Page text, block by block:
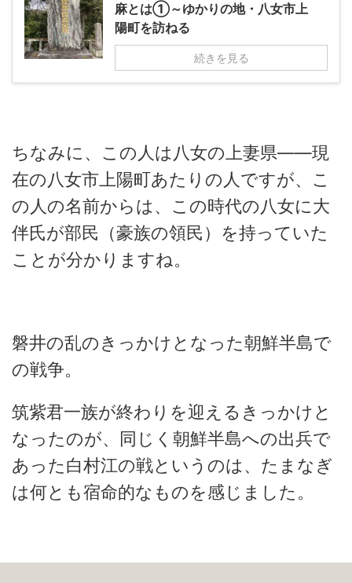
麻とは①～ゆかりの地・八女市上
陽町を訪ねる
続きを見る
ちなみに、この人は八女の上妻県――現
在の八女市上陽町あたりの人ですが、こ
の人の名前からは、この時代の八女に大
伴氏が部民（豪族の領民）を持っていた
ことが分かりますね。
磐井の乱のきっかけとなった朝鮮半島で
の戦争。
筑紫君一族が終わりを迎えるきっかけと
なったのが、同じく朝鮮半島への出兵で
あった白村江の戦というのは、たまなぎ
は何とも宿命的なものを感じました。